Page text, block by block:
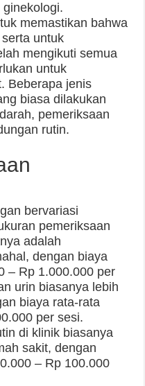
memastikan bahwa
untuk
mengikuti semua
untuk
Beberapa jenis
biasa dilakukan
pemeriksaan
rutin.
bervariasi
pemeriksaan
adalah
dengan biaya
– Rp 1.000.000 per
urin biasanya lebih
biaya rata-rata
per sesi.
di klinik biasanya
sakit, dengan
– Rp 100.000